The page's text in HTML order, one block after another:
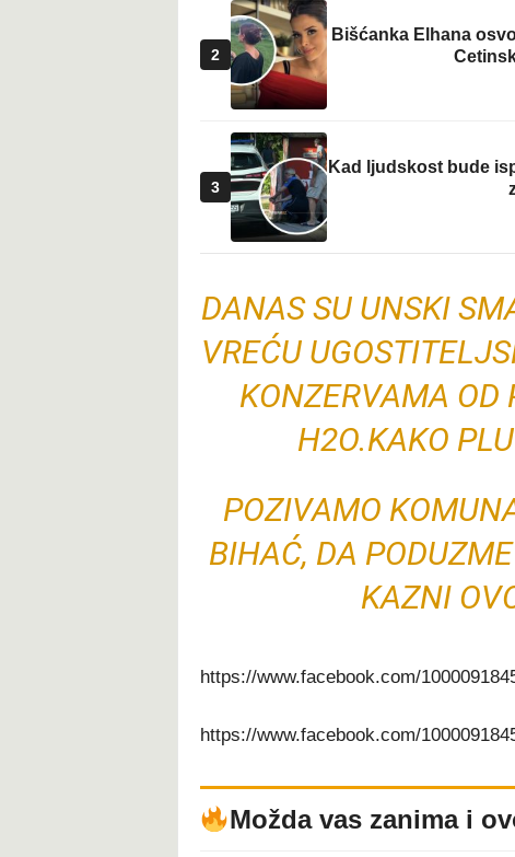
2
Bišćanka Elhana
3
Kad ljudskost bude
DANAS SU UNSKI
VREĆU
KONZERVAMA OD
H2O.KAKO
POZIVAMO
BIHAĆ, DA
KAZNI
https://www.facebook.com/
https://www.facebook.com/
Možda vas zanima i